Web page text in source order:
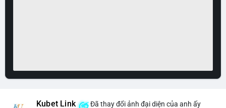
Kubet Link Đã thay đổi ảnh đại diện của anh ấy